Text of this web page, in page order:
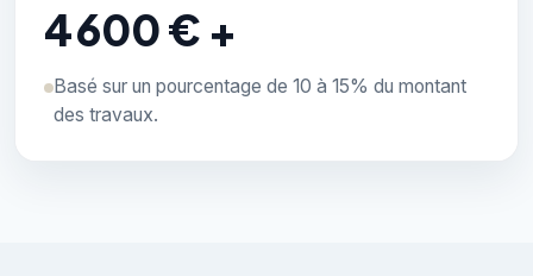
4 600 € +
Basé sur un pourcentage de 10 à 15% du montant
des travaux.